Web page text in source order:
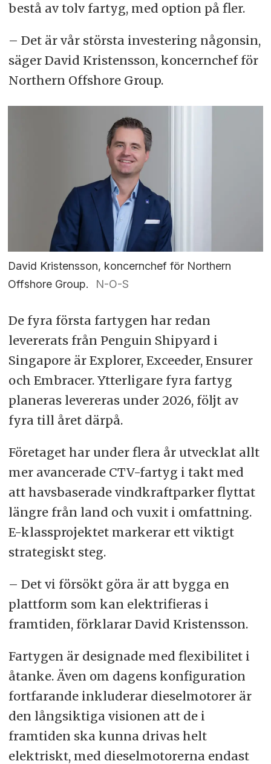
bestå av tolv fartyg, med option på fler.
– Det är vår största investering någonsin,
säger David Kristensson, koncernchef för
Northern Offshore Group.
David Kristensson, koncernchef för Northern
Offshore Group.
N-O-S
De fyra första fartygen har redan
levererats från Penguin Shipyard i
Singapore är Explorer, Exceeder, Ensurer
och Embracer. Ytterligare fyra fartyg
planeras levereras under 2026, följt av
fyra till året därpå.
Företaget har under flera år utvecklat allt
mer avancerade CTV-fartyg i takt med
att havsbaserade vindkraftparker flyttat
längre från land och vuxit i omfattning.
E-klassprojektet markerar ett viktigt
strategiskt steg.
– Det vi försökt göra är att bygga en
plattform som kan elektrifieras i
framtiden, förklarar David Kristensson.
Fartygen är designade med flexibilitet i
åtanke. Även om dagens konfiguration
fortfarande inkluderar dieselmotorer är
den långsiktiga visionen att de i
framtiden ska kunna drivas helt
elektriskt, med dieselmotorerna endast